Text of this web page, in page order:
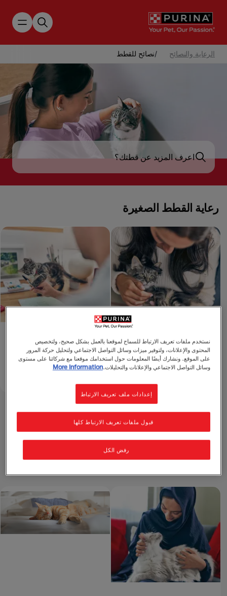
الرعاية والنصائح /نصائح للقطط
رعاية القطط الصغيرة
أفضل أسماء للقطط
الصغيرة تناسب الذكور
والإناث
دقيقة للقراءة 1
اجعل منزلك مناسبًا للقطط
في ١٠ خطوات سهلة
4 mins read
أكتشف رعاية القطط الصغيرة
نستخدم ملفات تعريف الارتباط للسماح لموقعنا بالعمل بشكل صحيح، ولتخصيص
المحتوى والإعلانات، ولتوفير ميزات وسائل التواصل الاجتماعي ولتحليل حركة المرور
على الموقع. ونشارك أيضًا المعلومات حول استخدامك موقعنا مع شركائنا على مستوى
وسائل التواصل الاجتماعي والإعلانات والتحليلات.More Information
إعدادات ملف تعريف الارتباط
رفض الكل
قبول ملفات تعريف الارتباط كلها